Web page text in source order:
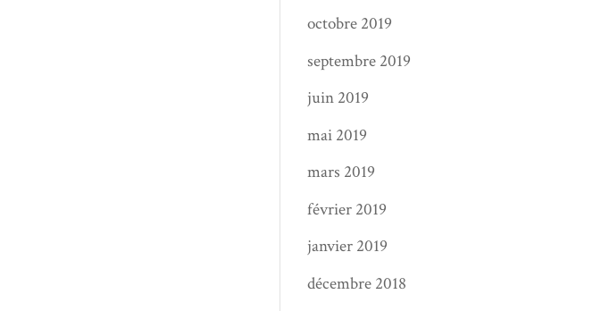
octobre 2019
septembre 2019
juin 2019
mai 2019
mars 2019
février 2019
janvier 2019
décembre 2018